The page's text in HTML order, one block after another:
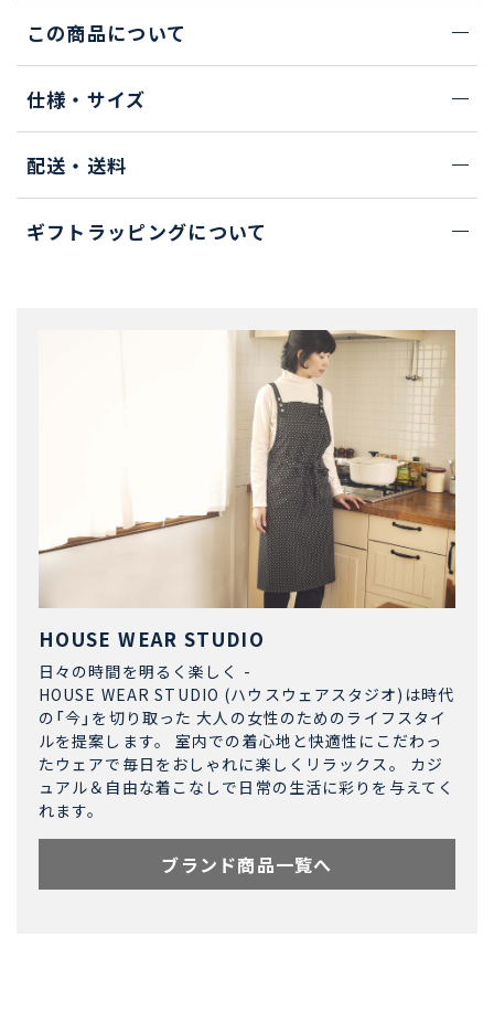
この商品について
仕様・サイズ
配送・送料
ギフトラッピングについて
HOUSE WEAR STUDIO
日々の時間を明るく楽しく -
HOUSE WEAR STUDIO (ハウスウェアスタジオ)は時代
の「今」を切り取った 大人の女性のためのライフスタイ
ルを提案します。 室内での着心地と快適性にこだわっ
たウェアで毎日をおしゃれに楽しくリラックス。 カジ
ュアル＆自由な着こなしで日常の生活に彩りを与えてく
れます。
ブランド商品一覧へ